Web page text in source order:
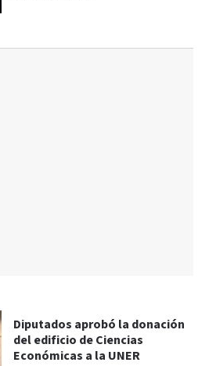
Diputados aprobó la donación
del edificio de Ciencias
Económicas a la UNER